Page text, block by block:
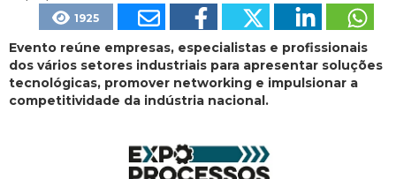
1925
Evento reúne empresas, especialistas e profissionais
dos vários setores industriais para apresentar soluções
tecnológicas, promover networking e impulsionar a
competitividade da indústria nacional.